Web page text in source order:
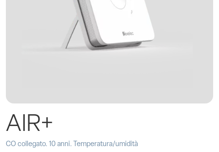
AIR+
CO collegato. 10 anni. Temperatura/umidità